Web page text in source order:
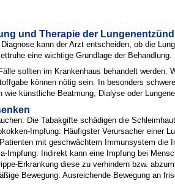
und Therapie der
kann der Arzt entscheiden, ob die
eine wichtige Grundlage der
sollten im Krankenhaus behandelt werden.
können nötig sein. In besonders
wie künstliche Beatmung, Dialyse oder
Die Tabakgifte schädigen die
Impfung: Häufigster Verursacher einer
mit geschwächtem Immunsystem die
Impfung: Indirekt kann eine Impfung bei
Erkrankung diese zu verhindern bzw.
Bewegung: Ausreichende Bewegung an